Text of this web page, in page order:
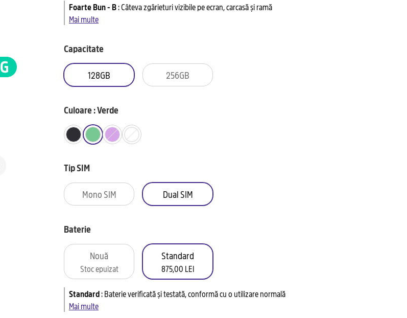
Foarte Bun - B:Câteva zgârieturi vizibile pe ecran, carcasă și ramă
Mai multe
Capacitate
128GB 256GB
Culoare : Verde
Tip SIM
Mono SIM Dual SIM
Baterie
Nouă
Stoc epuizat
Standard
875,00 LEI
Standard:Baterie verificată și testată, conformă cu o utilizare normală
Mai multe